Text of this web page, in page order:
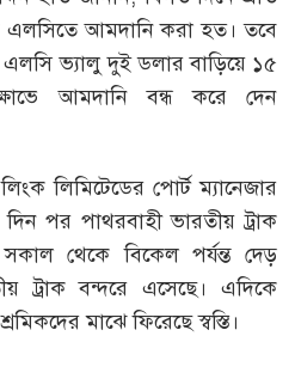
এলসিতে আমদানি করা হত। তবে
ভ্যালু দুই ডলার বাড়িয়ে ১৫
আমদানি বন্ধ করে দেন
লিমিটেডের পোর্ট ম্যানেজার
পর পাথরবাহী ভারতীয় ট্রাক
সকাল থেকে বিকেল পর্যন্ত দেড়
ট্রাক বন্দরে এসেছে। এদিকে
মাঝে ফিরেছে স্বস্তি।